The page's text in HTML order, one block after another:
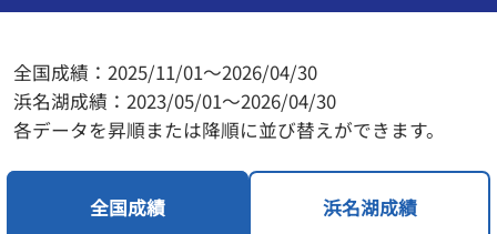
全国成績：2025/11/01～2026/04/30
浜名湖成績：2023/05/01～2026/04/30
各データを昇順または降順に並び替えができます。
全国成績 浜名湖成績